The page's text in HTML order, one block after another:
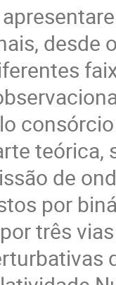
desde
consórcio
de
por
três